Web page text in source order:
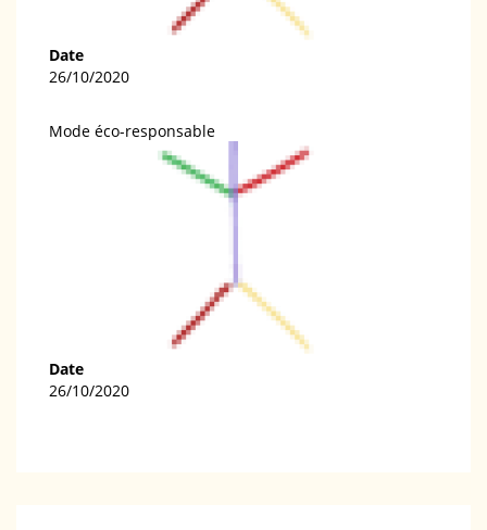
Date
26/10/2020
Mode éco-responsable
Date
26/10/2020